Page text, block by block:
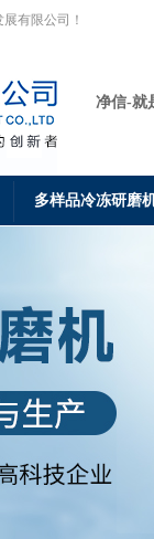
有限公司！
净信-就
多样品冷冻研磨